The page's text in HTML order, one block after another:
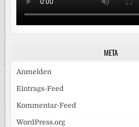
META
Anmelden
Eintrags-Feed
Kommentar-Feed
WordPress.org